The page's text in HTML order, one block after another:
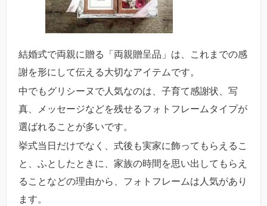
結婚式で両親に贈る「両親贈呈品」は、
これまでの感
謝を形にして伝える大切なアイテムです。
中でもグリシーヌで人気なのは、子育て感謝状、写
真、メッセージなどを残せるフォトフレームタイプが
選ばれることが多いです。
挙式当日だけでなく、式後も実家に飾ってもらえるこ
と、ふとしたときに、家族の時間を思い出してもらえ
ることなどの理由から、フォトフレームは人気があり
ます。